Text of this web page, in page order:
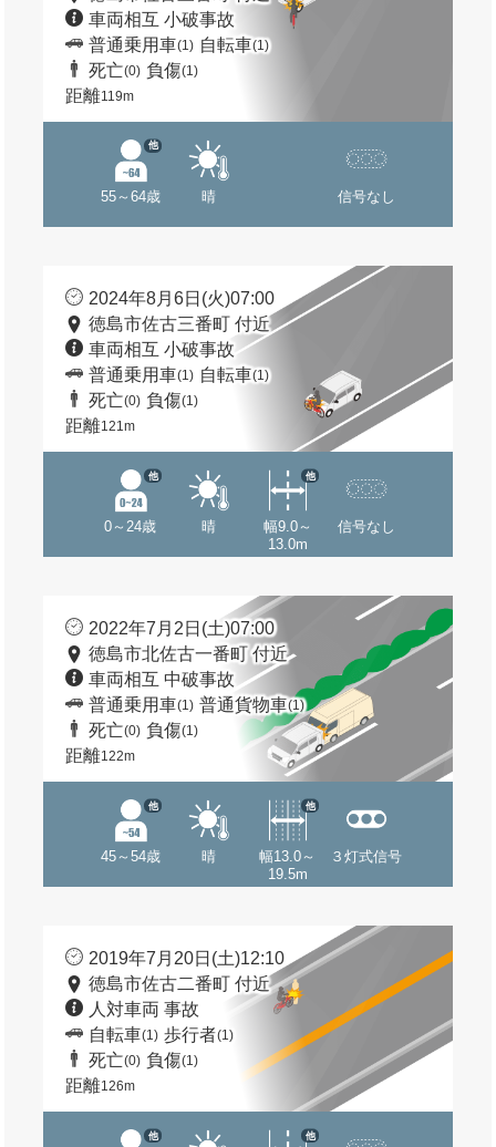
車両相互 小破事故
普通乗用車(1) 自転車(1)
死亡(0) 負傷(1)
距離119m
55～64歳
他
晴 信号なし
2024年8月6日(火)07:00
徳島市佐古三番町 付近
車両相互 小破事故
普通乗用車(1) 自転車(1)
死亡(0) 負傷(1)
距離121m
0～24歳
他
晴
幅9.0～
13.0m
他
信号なし
2022年7月2日(土)07:00
徳島市北佐古一番町 付近
車両相互 中破事故
普通乗用車(1) 普通貨物車(1)
死亡(0) 負傷(1)
距離122m
45～54歳
他
晴
幅13.0～
19.5m
他
３灯式信号
2019年7月20日(土)12:10
徳島市佐古二番町 付近
人対車両 事故
自転車(1) 歩行者(1)
死亡(0) 負傷(1)
距離126m
他 他